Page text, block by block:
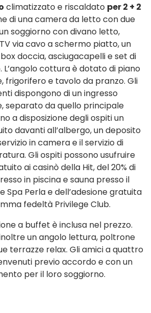
climatizzato e riscaldato per 2 + 2
di una camera da letto con due
soggiorno con divano letto,
via cavo a schermo piatto, un
doccia, asciugacapelli e set di
cottura è dotato di piano
frigorifero e tavolo da pranzo. Gli
dispongono di un ingresso
separato da quello principale
a disposizione degli ospiti un
davanti all’albergo, un deposito
in camera e il servizio di
Gli ospiti possono usufruire
ai casinò della Hit, del 20% di
in piscina e sauna presso il
Spa Perla e dell’adesione gratuita
fedeltà Privilege Club.
a buffet è inclusa nel prezzo.
un angolo lettura, poltrone
terrazze relax. Gli amici a quattro
previo accordo e con un
per il loro soggiorno.